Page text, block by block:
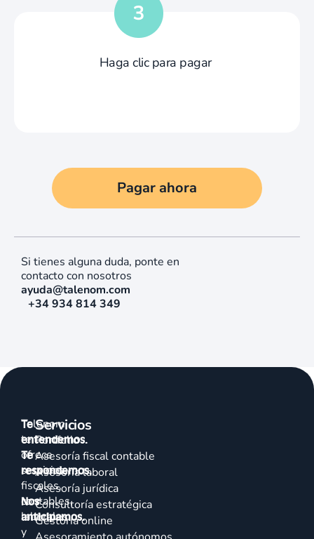
Haga clic para pagar
Pagar ahora
Si tienes alguna duda, ponte en
contacto con nosotros
ayuda@talenom.com
+34 934 814 349
Talenom
te
ofrece
servicios
fiscales,
contables,
laborales
y
Te
entendemos.
Te
respondemos.
Nos
anticipamos.
Servicios
Portfolio
Asesoría fiscal contable
Asesoría laboral
Asesoría jurídica
Consultoría estratégica
Gestoría online